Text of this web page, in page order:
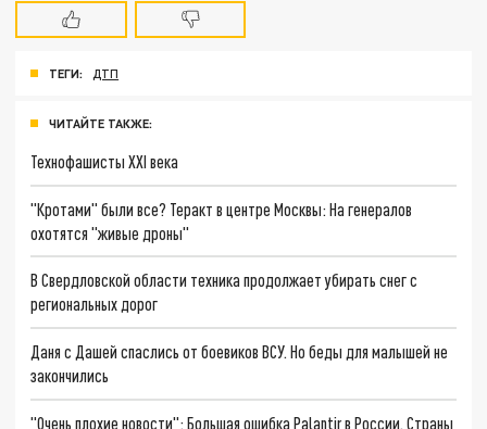
ТЕГИ: ДТП
ЧИТАЙТЕ ТАКЖЕ:
Технофашисты XXI века
"Кротами" были все? Теракт в центре Москвы: На генералов
охотятся "живые дроны"
В Свердловской области техника продолжает убирать снег с
региональных дорог
Даня с Дашей спаслись от боевиков ВСУ. Но беды для малышей не
закончились
"Очень плохие новости": Большая ошибка Palantir в России. Страны